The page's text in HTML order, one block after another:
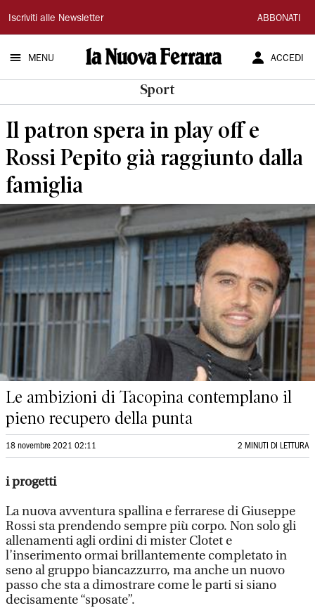
La
Nuova
Ferrara
Iscriviti alle Newsletter ABBONATI
MENU ACCEDI
Sport
Il patron spera in play off e
Rossi Pepito già raggiunto dalla
famiglia
Le ambizioni di Tacopina contemplano il
pieno recupero della punta
18 novembre 2021 02:11 2 MINUTI DI LETTURA
i progetti
La nuova avventura spallina e ferrarese di Giuseppe
Rossi sta prendendo sempre più corpo. Non solo gli
allenamenti agli ordini di mister Clotet e
l’inserimento ormai brillantemente completato in
seno al gruppo biancazzurro, ma anche un nuovo
passo che sta a dimostrare come le parti si siano
decisamente “sposate”.